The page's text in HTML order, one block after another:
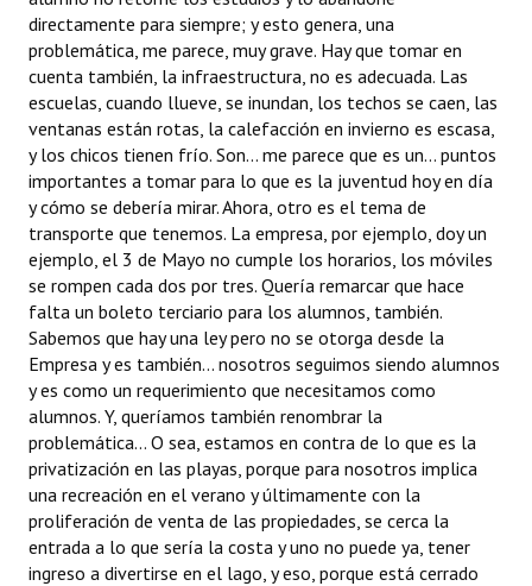
directamente para siempre; y esto genera, una
problemática, me parece, muy grave. Hay que tomar en
cuenta también, la infraestructura, no es adecuada. Las
escuelas, cuando llueve, se inundan, los techos se caen, las
ventanas están rotas, la calefacción en invierno es escasa,
y los chicos tienen frío. Son... me parece que es un... puntos
importantes a tomar para lo que es la juventud hoy en día
y cómo se debería mirar. Ahora, otro es el tema de
transporte que tenemos. La empresa, por ejemplo, doy un
ejemplo, el 3 de Mayo no cumple los horarios, los móviles
se rompen cada dos por tres. Quería remarcar que hace
falta un boleto terciario para los alumnos, también.
Sabemos que hay una ley pero no se otorga desde la
Empresa y es también... nosotros seguimos siendo alumnos
y es como un requerimiento que necesitamos como
alumnos. Y, queríamos también renombrar la
problemática... O sea, estamos en contra de lo que es la
privatización en las playas, porque para nosotros implica
una recreación en el verano y últimamente con la
proliferación de venta de las propiedades, se cerca la
entrada a lo que sería la costa y uno no puede ya, tener
ingreso a divertirse en el lago, y eso, porque está cerrado